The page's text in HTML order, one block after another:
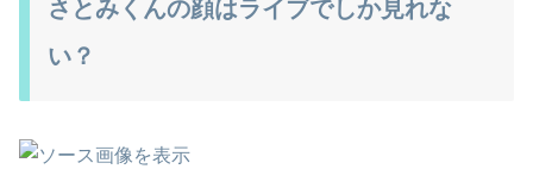
さとみくんの顔はライブでしか見れな
い？